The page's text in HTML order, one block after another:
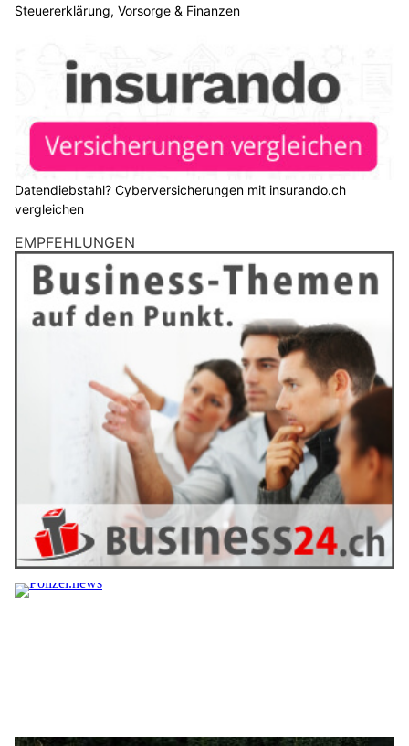
Steuererklärung, Vorsorge & Finanzen
Datendiebstahl? Cyberversicherungen mit insurando.ch
vergleichen
EMPFEHLUNGEN